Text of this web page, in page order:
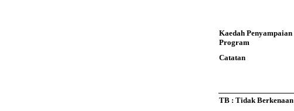
Kaedah Penyampaian
Program
Catatan
TB : Tidak Berkenaan